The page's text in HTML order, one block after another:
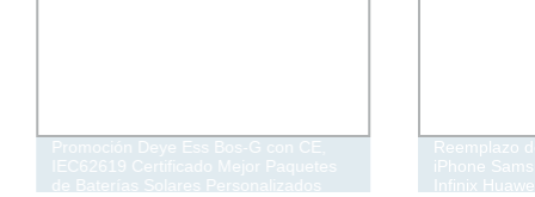
Promoción Deye Ess Bos-G con CE,
IEC62619 Certificado Mejor Paquetes
de Baterías Solares Personalizados
Reemplazo
iPhone
Infinix